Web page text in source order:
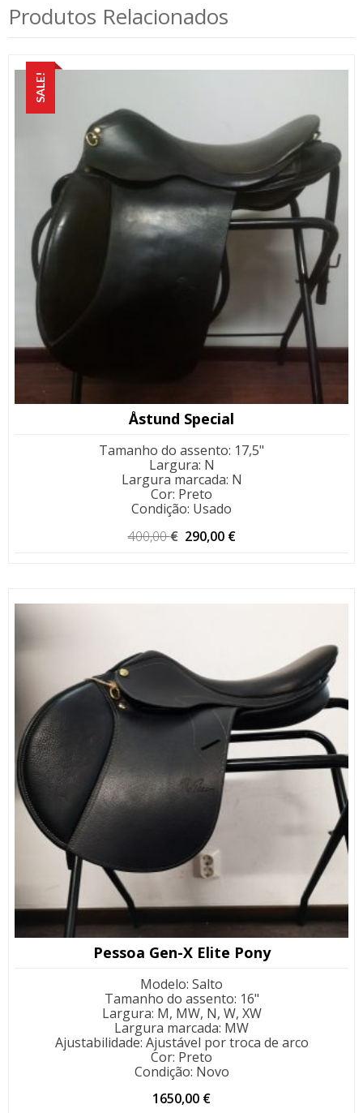
Produtos Relacionados
SALE!
Åstund Special
Tamanho do assento: 17,5"
Largura: N
Largura marcada: N
Cor: Preto
Condição: Usado
400,00€ O
290,00 €
Pessoa Gen-X Elite Pony
Modelo: Salto
Tamanho do assento: 16"
Largura: M, MW, N, W, XW
Largura marcada: MW
Ajustabilidade: Ajustável por troca de arco
Cor: Preto
Condição: Novo
1650,00 €